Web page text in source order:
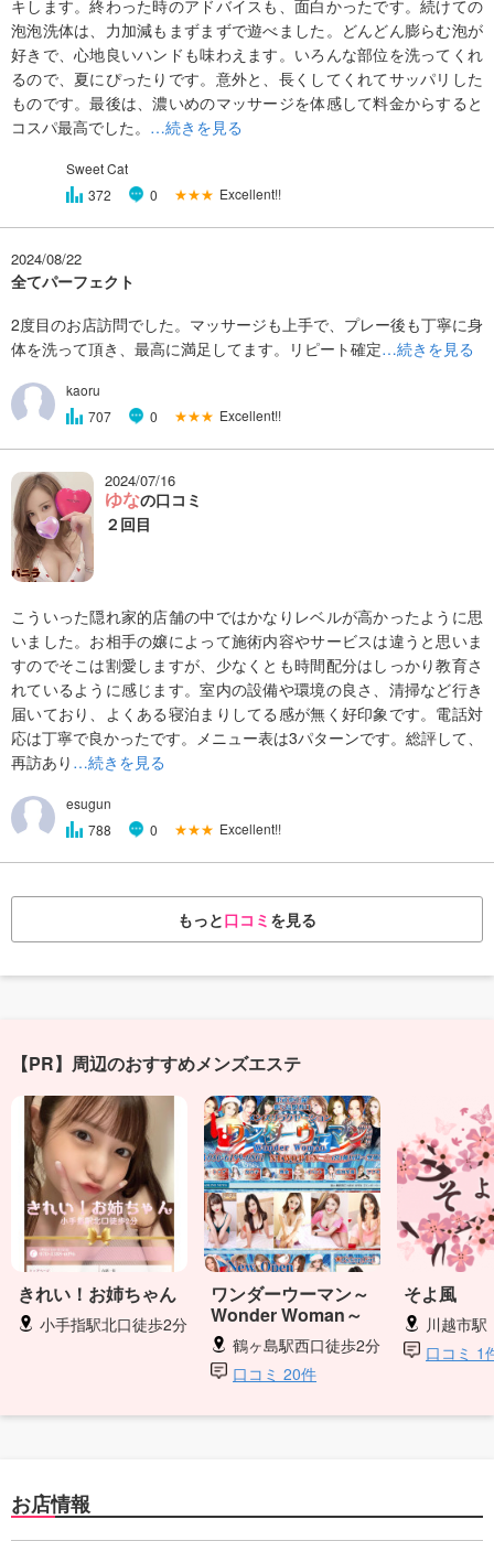
キします。終わった時のアドバイスも、面白かったです。続けての
泡泡洗体は、力加減もまずまずで遊べました。どんどん膨らむ泡が
好きで、心地良いハンドも味わえます。いろんな部位を洗ってくれ
るので、夏にぴったりです。意外と、長くしてくれてサッパリした
ものです。最後は、濃いめのマッサージを体感して料金からすると
コスパ最高でした。 …続きを見る
Sweet Cat
372
0 ★★★ Excellent!!
2024/08/22
全てパーフェクト
2度目のお店訪問でした。マッサージも上手で、プレー後も丁寧に身
体を洗って頂き、最高に満足してます。リピート確定…続きを見る
kaoru
707
0 ★★★ Excellent!!
2024/07/16
ゆなの口コミ
２回目
こういった隠れ家的店舗の中ではかなりレベルが高かったように思
いました。お相手の嬢によって施術内容やサービスは違うと思いま
すのでそこは割愛しますが、少なくとも時間配分はしっかり教育さ
れているように感じます。室内の設備や環境の良さ、清掃など行き
届いており、よくある寝泊まりしてる感が無く好印象です。電話対
応は丁寧で良かったです。メニュー表は3パターンです。総評して、
再訪あり …続きを見る
esugun
788
0 ★★★ Excellent!!
もっと口コミ を見る
【PR】周辺のおすすめメンズエステ
きれい！お姉ちゃん
小手指駅北口徒歩2分
ワンダーウーマン～
Wonder Woman～
鶴ヶ島駅西口徒歩2分
口コミ 20件
そよ風
川越市駅
口コミ 1
お店情報